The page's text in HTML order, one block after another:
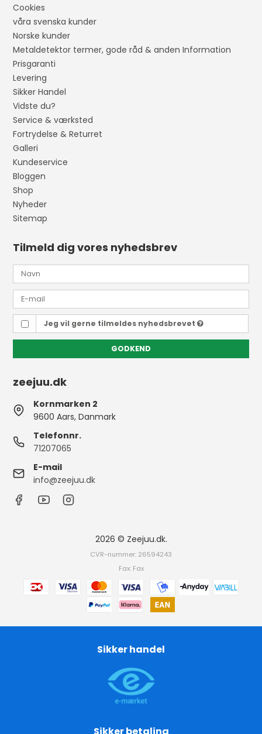
Cookies
våra svenska kunder
Norske kunder
Metaldetektor termer, gode råd & anden Information
Prisgaranti
Levering
Sikker Handel
Vidste du?
Service & værksted
Fortrydelse & Returret
Galleri
Kundeservice
Bloggen
Shop
Nyheder
Sitemap
Tilmeld dig vores nyhedsbrev
Jeg vil gerne tilmeldes nyhedsbrevet
GODKEND
zeejuu.dk
Kornmarken 2
9600 Aars, Danmark
Telefonnr.
71207065
E-mail
info@zeejuu.dk
2026 © Zeejuu.dk.
CVR-nummer: 26594243
Fax: Fax
Sikker handel